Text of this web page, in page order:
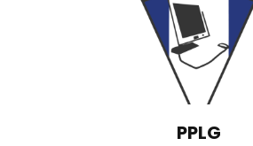
PPLG